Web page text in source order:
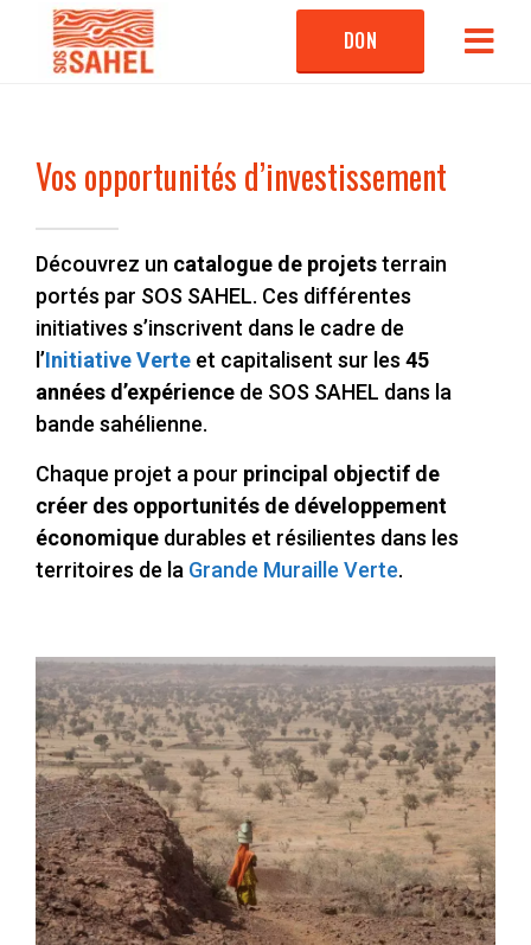
DON
Vos opportunités d’investissement
Découvrez un catalogue de projetsterrain
portés par SOS SAHEL. Ces différentes
initiatives s’inscrivent dans le cadre de
l’Initiative Verte et capitalisent sur les 45
années d’expérience de SOS SAHEL dans la
bande sahélienne.
Chaque projet a pour principal objectif de
créer des opportunités de développement
économique durables et résilientes dans les
territoires de la Grande Muraille Verte.